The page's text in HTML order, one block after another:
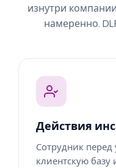
изнутри
намеренно.
Действия
Сотрудник
клиентскую